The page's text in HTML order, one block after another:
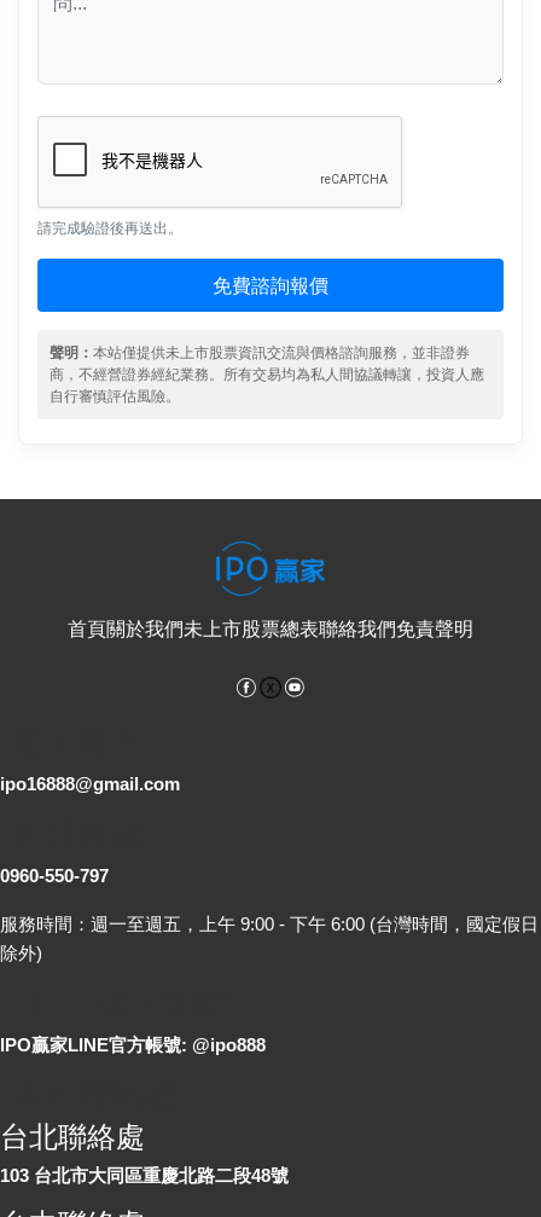
請完成驗證後再送出。
免費諮詢報價
聲明： 本站僅提供未上市股票資訊交流與價格諮詢服務，並非證券
商，不經營證券經紀業務。所有交易均為私人間協議轉讓，投資人應
自行審慎評估風險。
首頁關於我們未上市股票總表聯絡我們免責聲明
Facebook
ipo16888@gmail.com
0960-550-797
服務時間：週一至週五，上午 9:00 - 下午 6:00 (台灣時間，國定假日
除外)
IPO贏家LINE官方帳號: @ipo888
台北聯絡處
103 台北市大同區重慶北路二段48號